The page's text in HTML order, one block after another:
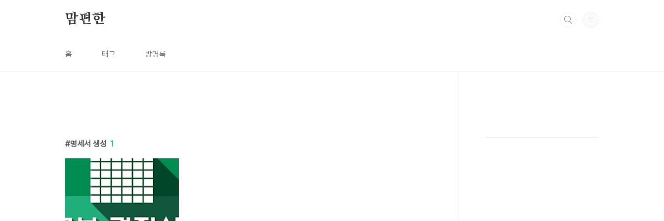
맘편한
홈 태그 방명록
명세서 생성 1